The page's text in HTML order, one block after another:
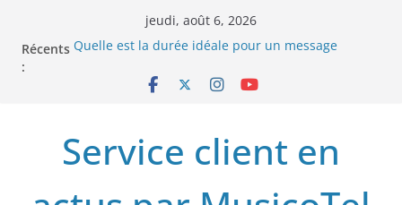
contenu
jeudi, août 6, 2026
Récents
:
Quelle est la durée idéale pour un message
Nouveautés musicales chez Musicotel : un accueil
innovations, tendances et expertise MusicoTel
Accueil téléphonique : les clés d’une bonne
Est-ce qu’on entend quand on est en attente ?
Service client en